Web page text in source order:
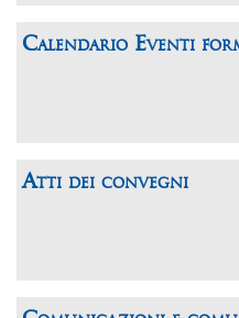
Calendario Eventi
Atti dei convegni